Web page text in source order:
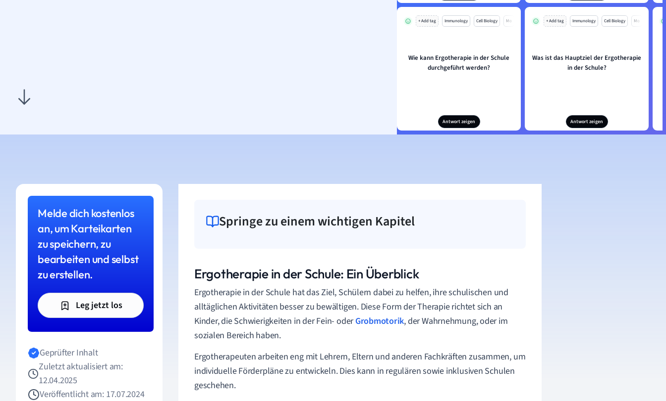
+ Add tag Immunology Cell Biology Mo
Wie kann Ergotherapie in der Schule
durchgeführt werden?
Antwort zeigen
+ Add tag Immunology Cell Biology Mo
Was ist das Hauptziel der Ergotherapie
in der Schule?
Antwort zeigen
Melde dich kostenlos
an, um Karteikarten
zu speichern, zu
bearbeiten und selbst
zu erstellen.
Leg jetzt los
Geprüfter Inhalt
Zuletzt aktualisiert am:
12.04.2025
Veröffentlicht am: 17.07.2024
Springe zu einem wichtigen Kapitel
Ergotherapie in der Schule: Ein Überblick
Ergotherapie in der Schule hat das Ziel, Schülern dabei zu helfen, ihre schulischen und
alltäglichen Aktivitäten besser zu bewältigen. Diese Form der Therapie richtet sich an
Kinder, die Schwierigkeiten in der Fein- oderGrobmotorik, der Wahrnehmung, oder im
sozialen Bereich haben.
Ergotherapeuten arbeiten eng mit Lehrern, Eltern und anderen Fachkräften zusammen, um
individuelle Förderpläne zu entwickeln. Dies kann in regulären sowie inklusiven Schulen
geschehen.